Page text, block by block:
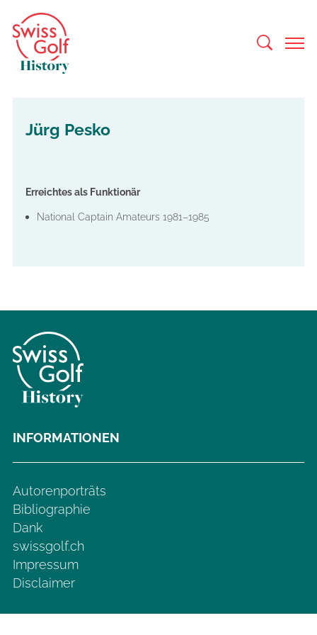
Jürg Pesko
Erreichtes als Funktionär
National Captain Amateurs 1981–1985
INFORMATIONEN
Autorenporträts
Bibliographie
Dank
swissgolf.ch
Impressum
Disclaimer